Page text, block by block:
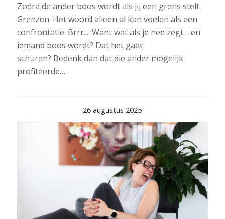
Zodra de ander boos wordt als jij een grens stelt
Grenzen. Het woord alleen al kan voelen als een
confrontatie. Brrr.... Want wat als je nee zegt… en
iemand boos wordt? Dat het gaat
schuren? Bedenk dan dat die ander mogelijk
profiteerde…
26 augustus 2025